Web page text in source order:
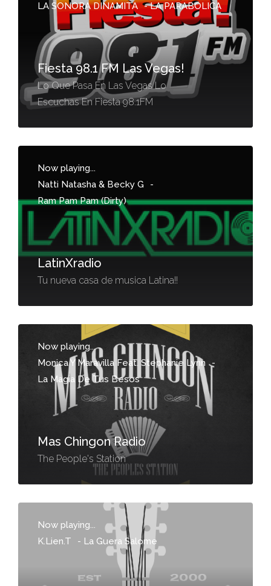
LA SONORA DINAMITA -LA PARABOLICA
Fiesta 98.1 FM Las Vegas!
Lo Que Pasa En Las Vegas Lo
Escuchas En Fiesta 98.1FM
Now playing...
Natti Natasha & Becky G
-
Ram Pam Pam (Dirty)
LatinXradio
Tu nueva casa de musica Latina!!
Now playing...
Monica Y Maravilla Feat. Stephanie Lynn -
La Magia De Tus Besos
Mas Chingon Radio
The People's Station
Now playing...
K.Lien.T
- La Guera Salome